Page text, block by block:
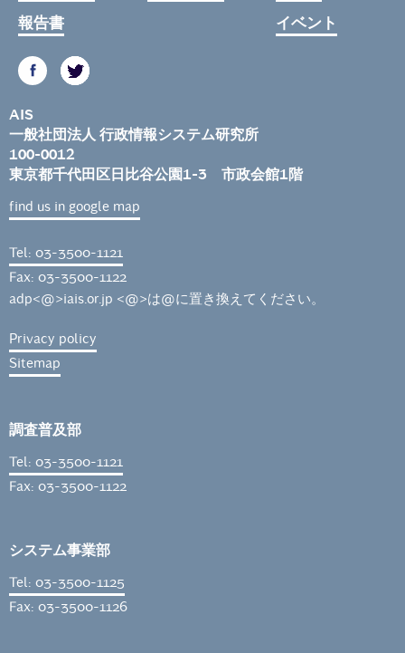
報告書
イベント
AIS
一般社団法人 行政情報システム研究所
100-0012
東京都千代田区日比谷公園1-3 市政会館1階
find us in google map
Tel: 03-3500-1121
Fax: 03-3500-1122
adp<@>iais.or.jp <@>は@に置き換えてください。
Privacy policy
Sitemap
調査普及部
Tel: 03-3500-1121
Fax: 03-3500-1122
システム事業部
Tel: 03-3500-1125
Fax: 03-3500-1126